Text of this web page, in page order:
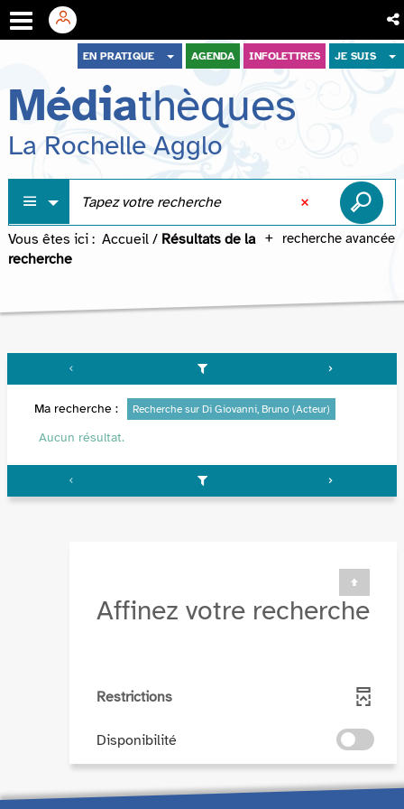
menu
contenu
recherche
EN PRATIQUE AGENDA INFOLETTRES JE SUIS
Médiathèques
La Rochelle Agglo
recherche avancée
Vous êtes ici : Accueil / Résultats de la
recherche
Ma recherche : Recherche sur Di Giovanni, Bruno (Acteur)
Aucun résultat.
Affinez votre recherche
Restrictions
Disponibilité
-
ajouter